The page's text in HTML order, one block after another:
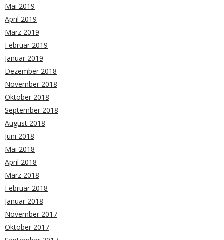
Mai 2019
April 2019
März 2019
Februar 2019
Januar 2019
Dezember 2018
November 2018
Oktober 2018
September 2018
August 2018
Juni 2018
Mai 2018
April 2018
März 2018
Februar 2018
Januar 2018
November 2017
Oktober 2017